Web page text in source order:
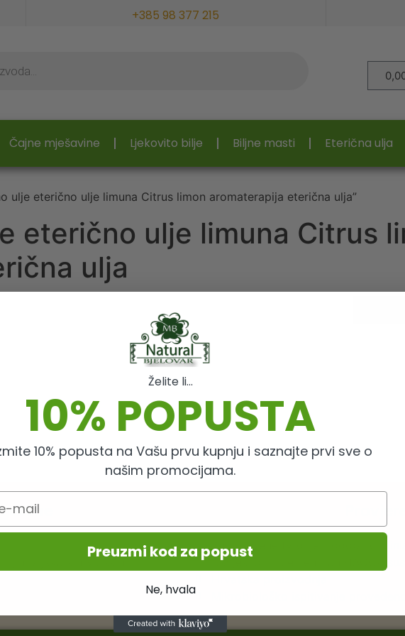
+385 98 377 215
Čajne mješavine Ljekovito bilje Biljne masti Eterična ulja
ulje eterično ulje limuna Citrus limon aromaterapija eterična ulja”
eterično ulje limuna Citrus
ulja
biljaka s hrvatskih
Zdravstvene tvrdnje - odobrilo
Uspješno implementiran HACCP
Mikrobiološko ispitivanje
Želite li...
10% POPUSTA
10% popusta na Vašu prvu kupnju i saznajte prvi sve o
našim promocijama.
Preuzmi kod za popust
Ne, hvala